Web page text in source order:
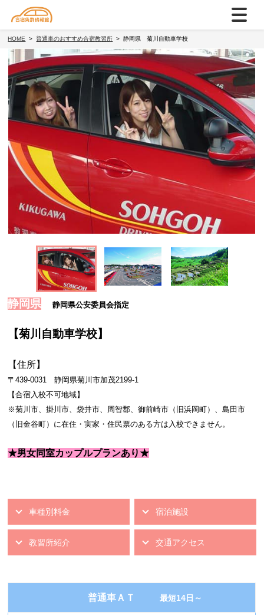
HOME 普通車のおすすめ合宿教習所 静岡県 菊川自動車学校
静岡県 静岡県公安委員会指定
【菊川自動車学校】
【住所】
〒439-0031
静岡県菊川市加茂2199-1
【合宿入校不可地域】
※菊川市、掛川市、袋井市、周智郡、御前崎市（旧浜岡町）、島田市
（旧金谷町）に在住・実家・住民票のある方は入校できません。
★男女同室カップルプランあり★
車種別料金 宿泊施設
教習所紹介 交通アクセス
普通車ＡＴ 最短14日～